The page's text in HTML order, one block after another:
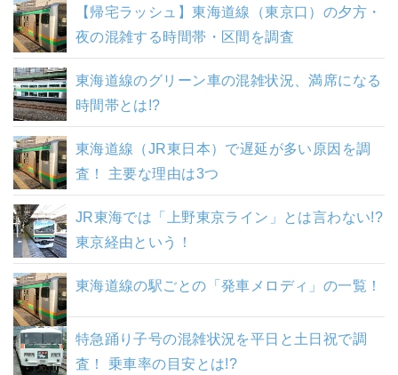
【帰宅ラッシュ】東海道線（東京口）の夕方・
夜の混雑する時間帯・区間を調査
東海道線のグリーン車の混雑状況、満席になる
時間帯とは!?
東海道線（JR東日本）で遅延が多い原因を調
査！ 主要な理由は3つ
JR東海では「上野東京ライン」とは言わない!?
東京経由という！
東海道線の駅ごとの「発車メロディ」の一覧！
特急踊り子号の混雑状況を平日と土日祝で調
査！ 乗車率の目安とは!?